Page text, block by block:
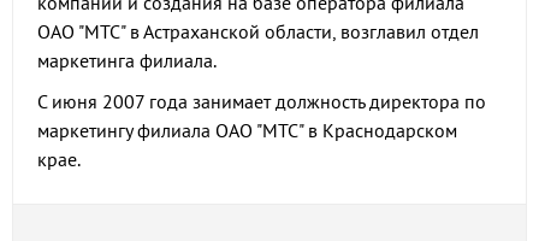
ОАО "МТС" в Астраханской области, возглавил отдел
маркетинга филиала.
С июня 2007 года занимает должность директора по
маркетингу филиала ОАО "МТС" в Краснодарском
крае.